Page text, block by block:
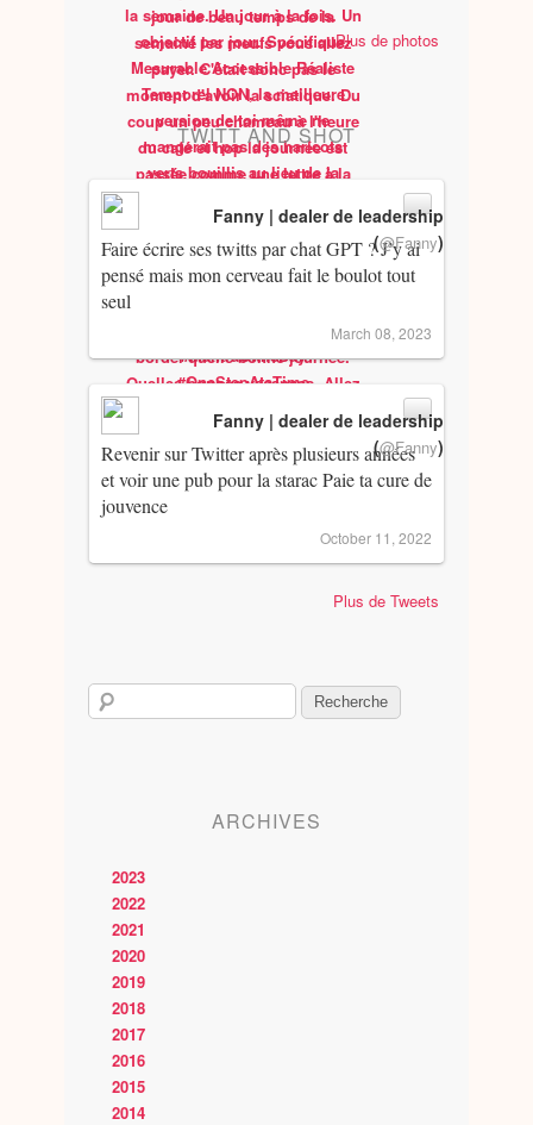
Plus de photos
TWITT AND SHOT
Faire écrire ses twitts par chat GPT ? J’y ai
pensé mais mon cerveau fait le boulot tout
seul
Fanny | dealer de leadership
(@Fanny)
March 08, 2023
Revenir sur Twitter après plusieurs années
et voir une pub pour la starac Paie ta cure de
jouvence
Fanny | dealer de leadership
(@Fanny)
October 11, 2022
Plus de Tweets
ARCHIVES
2023
2022
2021
2020
2019
2018
2017
2016
2015
2014